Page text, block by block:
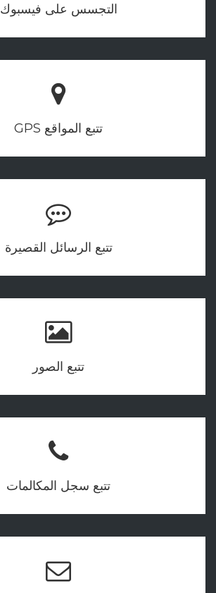
التجسس على فيسبوك
تتبع المواقع GPS
تتبع الرسائل القصيرة
تتبع الصور
تتبع سجل المكالمات